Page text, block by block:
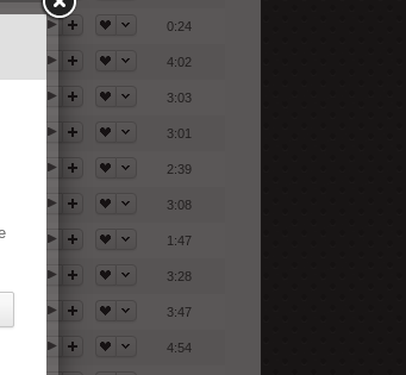
0:24
4:02
3:03
3:01
2:39
3:08
1:47
3:28
3:47
4:54